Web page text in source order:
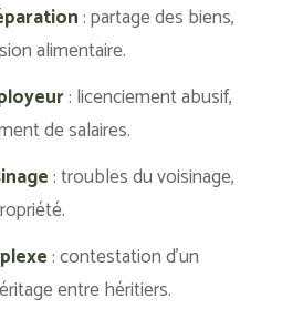
: partage des biens,
alimentaire.
: licenciement abusif,
de salaires.
: troubles du voisinage,
: contestation d’un
entre héritiers.